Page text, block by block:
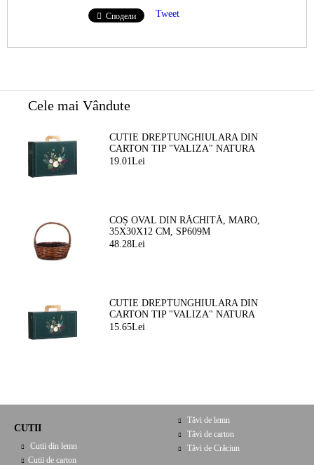
Сподели Tweet
Cele mai Vândute
CUTIE DREPTUNGHIULARA DIN
CARTON TIP "VALIZA" NATURA
FERMECATA VERDE/AURIE, 34,2 X
19.01Lei
COȘ OVAL DIN RĂCHITĂ, MARO,
35X30X12 CM, SP609M
48.28Lei
CUTIE DREPTUNGHIULARA DIN
CARTON TIP "VALIZA" NATURA
FERMEATA VERDE/AURIE, 33,0 X 18,5
15.65Lei
CUTII
Cutii din lemn
Cutii de carton
Tăvi de lemn
Tăvi de carton
Tăvi de Crăciun